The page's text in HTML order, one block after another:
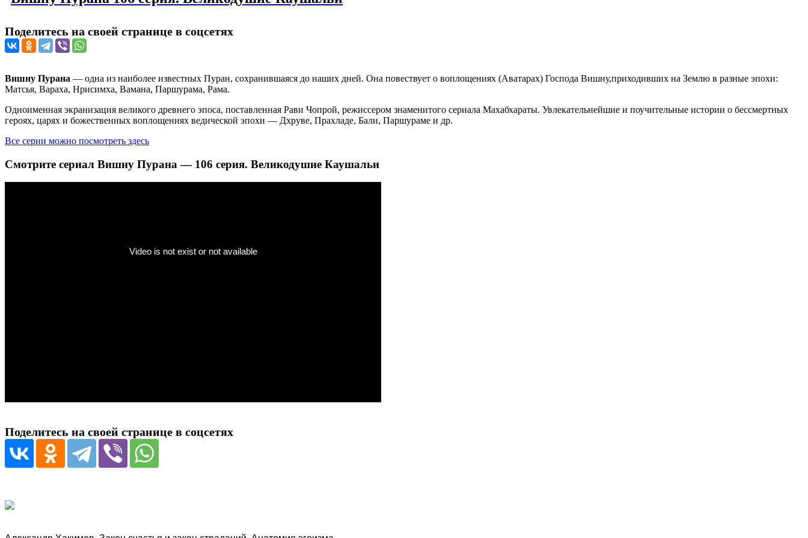
Поделитесь на своей странице в соцсетях
Вишну Пурана — одна из наиболее известных Пуран, сохранившаяся до наших дней. Она повествует о воплощениях (Аватарах) Господа Вишну,приходивших на Землю в разные эпохи:
Матсья, Вараха, Нрисимха, Вамана, Паршурама, Рама.
Одноименная экранизация великого древнего эпоса, поставленная Рави Чопрой, режиссером знаменитого сериала Махабхараты. Увлекательнейшие и поучительные истории о бессмертных
героях, царях и божественных воплощениях ведической эпохи — Дхруве, Прахладе, Бали, Паршураме и др.
Все серии можно посмотреть здесь
Смотрите сериал Вишну Пурана — 106 серия. Великодушие Каушальи
Поделитесь на своей странице в соцсетях